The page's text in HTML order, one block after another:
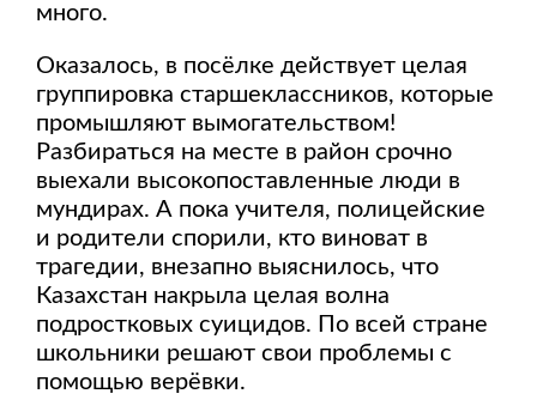
много.
Оказалось, в посёлке действует целая
группировка старшеклассников, которые
промышляют вымогательством!
Разбираться на месте в район срочно
выехали высокопоставленные люди в
мундирах. А пока учителя, полицейские
и родители спорили, кто виноват в
трагедии, внезапно выяснилось, что
Казахстан накрыла целая волна
подростковых суицидов. По всей стране
школьники решают свои проблемы с
помощью верёвки.